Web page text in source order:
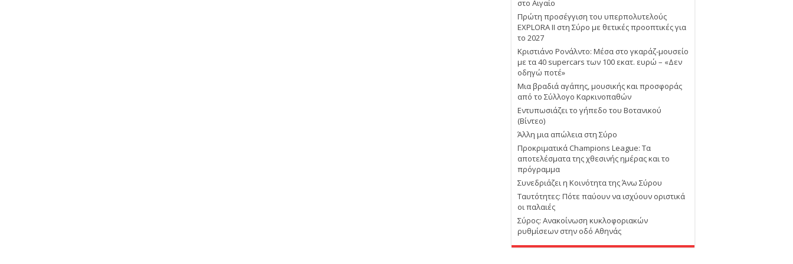
στο Αιγαίο
Πρώτη προσέγγιση του υπερπολυτελούς
EXPLORA II στη Σύρο με θετικές προοπτικές για
το 2027
Κριστιάνο Ρονάλντο: Μέσα στο γκαράζ-μουσείο
με τα 40 supercars των 100 εκατ. ευρώ – «Δεν
οδηγώ ποτέ»
Μια βραδιά αγάπης, μουσικής και προσφοράς
από το Σύλλογο Καρκινοπαθών
Εντυπωσιάζει το γήπεδο του Βοτανικού
(Βίντεο)
Άλλη μια απώλεια στη Σύρο
Προκριματικά Champions League: Τα
αποτελέσματα της χθεσινής ημέρας και το
πρόγραμμα
Συνεδριάζει η Κοινότητα της Άνω Σύρου
Ταυτότητες: Πότε παύουν να ισχύουν οριστικά
οι παλαιές
Σύρος: Ανακοίνωση κυκλοφοριακών
ρυθμίσεων στην οδό Αθηνάς